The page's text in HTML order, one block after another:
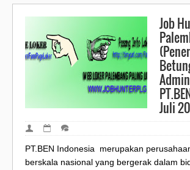
Job
Juli
PT.BEN Indonesia merupakan
berskala nasional yang bergerak dalam